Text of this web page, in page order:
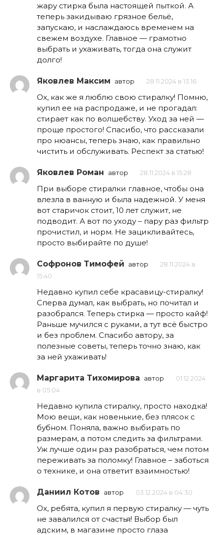
жару стирка была настоящей пыткой. А
теперь закидываю грязное бельё,
запускаю, и наслаждаюсь временем на
свежем воздухе. Главное — грамотно
выбрать и ухаживать, тогда она служит
долго!
Яковлев Максим автор 28.11.2024 в 13:16
Ох, как же я люблю свою стиралку! Помню,
купил ее на распродаже, и не прогадал:
стирает как по волшебству. Уход за ней —
проще простого! Спасибо, что рассказали
про нюансы, теперь знаю, как правильно
чистить и обслуживать. Респект за статью!
Яковлев Роман автор 28.11.2024 в 15:28
При выборе стиралки главное, чтобы она
влезла в ванную и была надежной. У меня
вот старичок стоит, 10 лет служит, не
подводит. А вот по уходу – пару раз фильтр
прочистил, и норм. Не зацикливайтесь,
просто выбирайте по душе!
Софронов Тимофей автор
28.11.2024 в
15:40
Недавно купил себе красавицу-стиралку!
Сперва думал, как выбрать, но почитал и
разобрался. Теперь стирка — просто кайф!
Раньше мучился с руками, а тут всё быстро
и без проблем. Спасибо автору, за
полезные советы, теперь точно знаю, как
за ней ухаживать!
Маргарита Тихомирова автор
01.12.2024
в 05:04
Недавно купила стиралку, просто находка!
Мою вещи, как новенькие, без плясок с
бубном. Поняла, важно выбирать по
размерам, а потом следить за фильтрами.
Уж лучше один раз разобраться, чем потом
переживать за поломку! Главное – заботься
о технике, и она ответит взаимностью!
Даниил Котов автор 03.12.2024 в 04:30
Ох, ребята, купил я первую стиралку — чуть
не завалился от счастья! Выбор был
адским, в магазине просто глаза